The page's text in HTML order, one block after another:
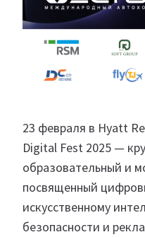
23 февраля в Hyatt
Digital Fest 2025 —
образовательный и
посвященный
искусственному
безопасности и